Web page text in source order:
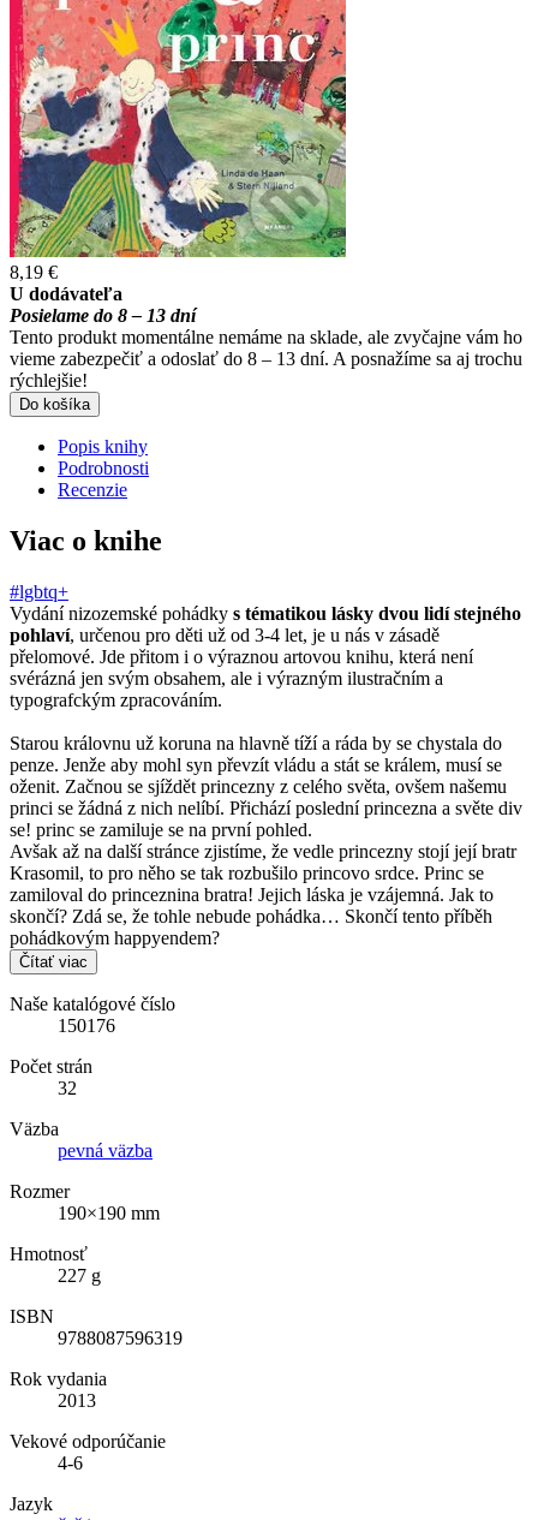
8,19 €
U dodávateľa
Posielame do 8 – 13 dní
Tento produkt momentálne nemáme na sklade, ale zvyčajne vám ho
vieme zabezpečiť a odoslať do 8 – 13 dní. A posnažíme sa aj trochu
rýchlejšie!
Do košíka
Popis knihy
Podrobnosti
Recenzie
Viac o knihe
#lgbtq+
Vydání nizozemské pohádky s tématikou lásky dvou lidí stejného
pohlaví, určenou pro děti už od 3-4 let, je u nás v zásadě
přelomové. Jde přitom i o výraznou artovou knihu, která není
svérázná jen svým obsahem, ale i výrazným ilustračním a
typografckým zpracováním.
Starou královnu už koruna na hlavně tíží a ráda by se chystala do
penze. Jenže aby mohl syn převzít vládu a stát se králem, musí se
oženit. Začnou se sjíždět princezny z celého světa, ovšem našemu
princi se žádná z nich nelíbí. Přichází poslední princezna a světe div
se! princ se zamiluje se na první pohled.
Avšak až na další stránce zjistíme, že vedle princezny stojí její bratr
Krasomil, to pro něho se tak rozbušilo princovo srdce. Princ se
zamiloval do princeznina bratra! Jejich láska je vzájemná. Jak to
skončí? Zdá se, že tohle nebude pohádka… Skončí tento příběh
pohádkovým happyendem?
Čítať viac
Naše katalógové číslo
150176
Počet strán
32
Väzba
pevná väzba
Rozmer
190×190 mm
Hmotnosť
227 g
ISBN
9788087596319
Rok vydania
2013
Vekové odporúčanie
4-6
Jazyk